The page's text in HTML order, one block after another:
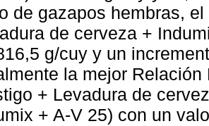
de gazapos hembras,
de cerveza +
g/cuy y un
la mejor
+ Levadura de
+ A-V 25) con un